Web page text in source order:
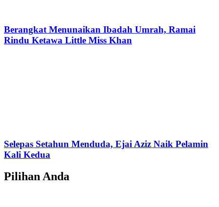
Berangkat Menunaikan Ibadah Umrah, Ramai
Rindu Ketawa Little Miss Khan
Selepas Setahun Menduda, Ejai Aziz Naik Pelamin
Kali Kedua
Pilihan Anda